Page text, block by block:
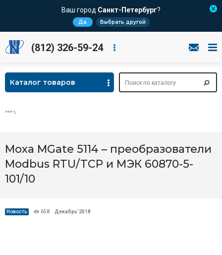
Ваш город Санкт-Петербург?
Да Выбрать другой
(812) 326-59-24
Каталог товаров
Moxa MGate 5114 – преобразователи
Modbus RTU/TCP и МЭК 60870-5-
101/10
Новость 658 Декабрь’2018